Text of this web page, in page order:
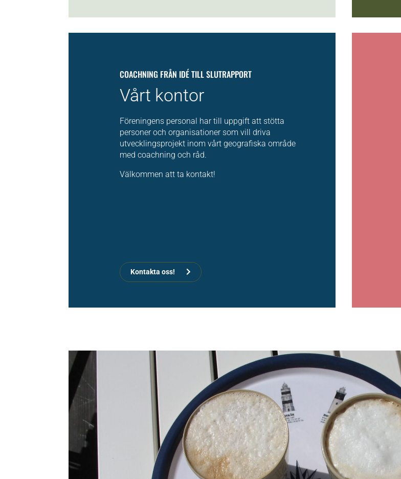
COACHNING FRÅN IDÉ TILL SLUTRAPPORT
Vårt kontor
Föreningens personal har till uppgift att stötta
personer och organisationer som vill driva
utvecklingsprojekt inom vårt geografiska område
med coachning och råd.
Välkommen att ta kontakt!
Kontakta oss!